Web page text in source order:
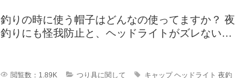
釣りの時に使う帽子はどんなの使ってますか？ 夜
釣りにも怪我防止と、ヘッドライトがズレないよ
閲覧数：1.89K つり具に関して キャップ ヘッドライト 夜釣